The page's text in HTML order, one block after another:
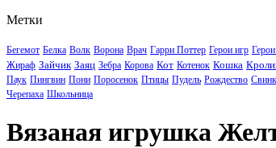
Метки
Бегемот Белка Волк Ворона Врач Гарри Поттер Герои игр
Жираф Зайчик Заяц Зебра Корова Кот Котенок Кошка
Паук Пингвин Пони Поросенок Птицы Пудель Рождество
Черепаха Школьница
Вязаная игрушка